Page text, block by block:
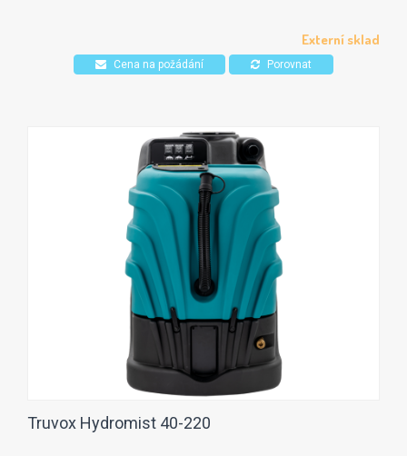
Externí sklad
Cena na požádání Porovnat
Truvox Hydromist 40-220